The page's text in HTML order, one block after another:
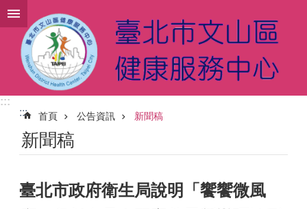
跳到主要內容區塊
:::
:::
首頁 公告資訊 新聞稿
新聞稿
臺北市政府衛生局說明「饗饗微風